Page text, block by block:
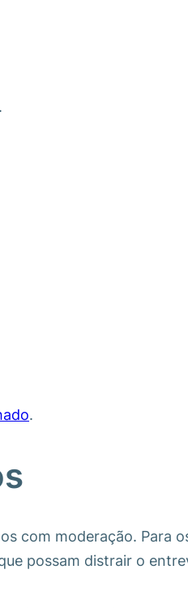
.
com moderação. Para
possam distrair o